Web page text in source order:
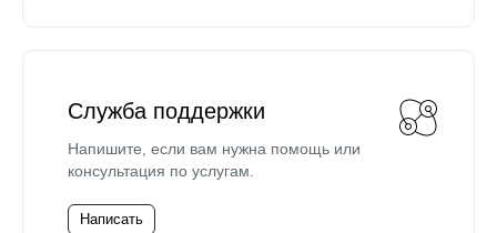
Служба поддержки
Напишите, если вам нужна помощь или
консультация по услугам.
Написать